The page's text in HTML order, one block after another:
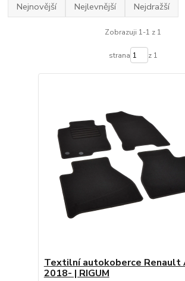
Nejnovější Nejlevnější Nejdražší
Zobrazuji 1-1 z 1
strana z 1
Textilní autokoberce Renault
2018- | RIGUM